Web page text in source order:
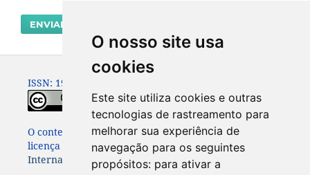
O nosso site usa
cookies
Este site utiliza cookies e outras
tecnologias de rastreamento para
melhorar sua experiência de
navegação para os seguintes
propósitos: para ativar a
ENVIAR SUBMISSÃO
ISSN: 1980-0614
O conteúdo dessa Revista está publicado sob a
licença
Creative Commons Attribution 4.0
International License